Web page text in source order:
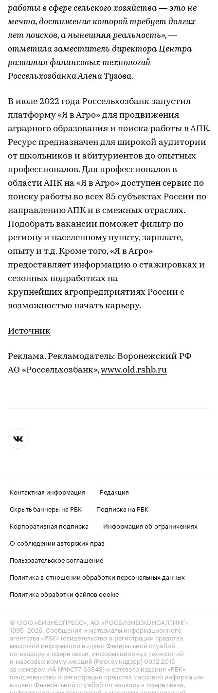
работы в сфере сельского хозяйства — это не
мечта, достижение которой требует долгих
лет поисков, а нынешняя реальность», —
отметила заместитель директора Центра
развития финансовых технологий
Россельхозбанка Алена Тузова.
В июле 2022 года Россельхозбанк запустил
платформу «Я в Агро» для продвижения
аграрного образования и поиска работы в АПК.
Ресурс предназначен для широкой аудитории
от школьников и абитуриентов до опытных
профессионалов. Для профессионалов в
области АПК на «Я в Агро» доступен сервис по
поиску работы во всех 85 субъектах России по
направлению АПК и в смежных отраслях.
Подобрать вакансии поможет фильтр по
региону и населенному пункту, зарплате,
опыту и т.д. Кроме того, «Я в Агро»
предоставляет информацию о стажировках и
сезонных подработках на
крупнейших агропредприятиях России с
возможностью начать карьеру.
Источник
Реклама. Рекламодатель: Воронежский РФ
АО «Россельхозбанк»,www.old.rshb.ru
Контактная информация
Редакция
Скрыть баннеры на РБК
Подписка на РБК
Корпоративная подписка
Информация об ограничениях
О соблюдении авторских прав
Пользовательское соглашение
Политика в отношении обработки персональных данных
Политика обработки файлов cookie
© ООО «БИЗНЕСПРЕСС», АО «РОСБИЗНЕСКОНСАЛТИНГ»,
1995–2026 . Сообщения и материалы информационного
агентства «РБК» (свидетельство о регистрации средства
массовой информации выдано Федеральной службой
по надзору в сфере связи, информационных технологий
и массовых коммуникаций (Роскомнадзор) 09.12.2015
за номером ИА №ФС77-63848) и сетевого издания «РБК»
(свидетельство о регистрации средства массовой информации
выдано Федеральной службой по надзору в сфере связи,